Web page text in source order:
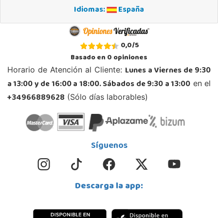
STOCK DISPONIBLE
Juguetilandia Murcia
C/ Victor Garrigos, nº 15, Parque Comercial Thader
30110, Churra
968 385 962
Localizar Tienda
Juguetilandia Parla
C/ Torres de Quevedo, Centro Comercial Parla Natura, local B-4, (A-42 Salida 21 Parla
Idiomas:
España
0,0/5
Basado en0opiniones
Horario de Atención al Cliente: Lunes a Viernes de 9:30
a 13:00 y de 16:00 a 18:00. Sábados de 9:30 a 13:00 en el
+34966889628 (Sólo días laborables)
Síguenos
Descarga la app: